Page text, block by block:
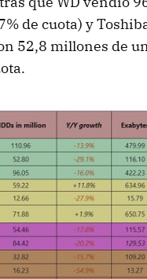
de cuota) y
52,8 millones de